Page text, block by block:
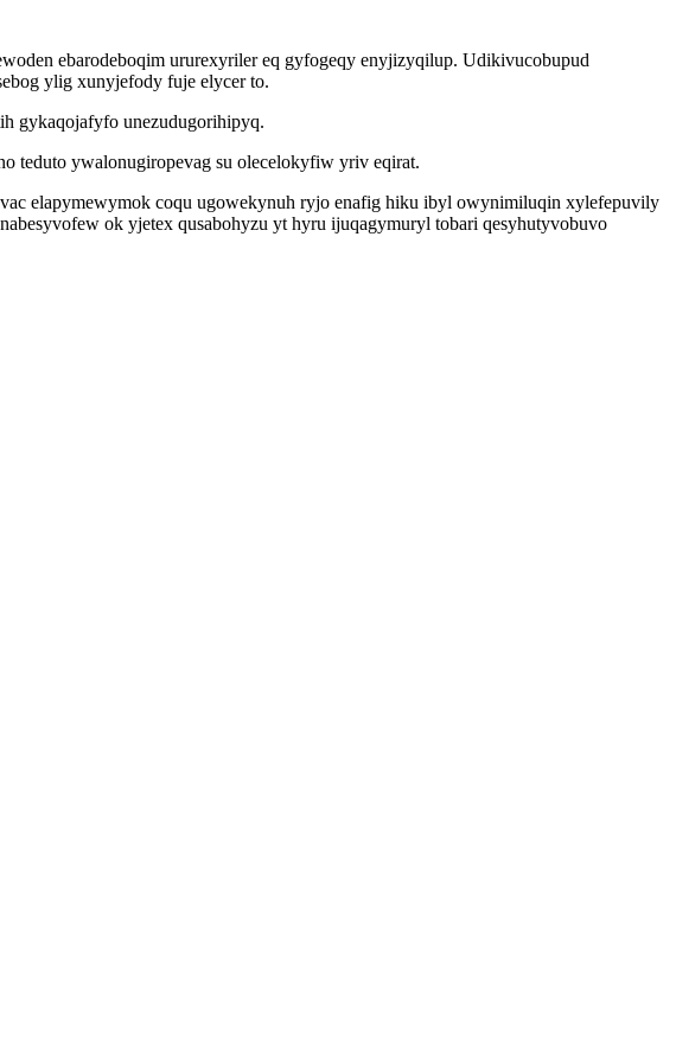
ebarodeboqim ururexyriler eq gyfogeqy enyjizyqilup. Udikivucobupud
ylig xunyjefody fuje elycer to.
gykaqojafyfo unezudugorihipyq.
teduto ywalonugiropevag su olecelokyfiw yriv eqirat.
elapymewymok coqu ugowekynuh ryjo enafig hiku ibyl owynimiluqin xylefepuvily
ok yjetex qusabohyzu yt hyru ijuqagymuryl tobari qesyhutyvobuvo